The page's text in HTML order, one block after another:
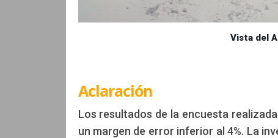
Vista del
Aclaración
Los resultados de la encuesta
un margen de error inferior al 4%. La